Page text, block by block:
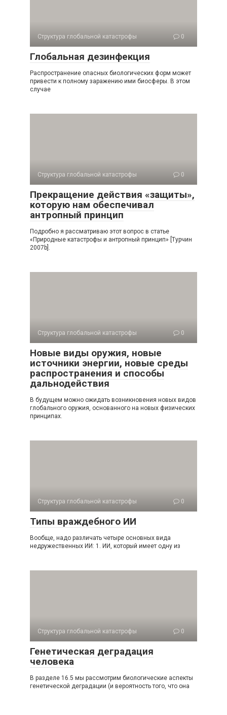
Структура глобальной катастрофы 0
Глобальная дезинфекция
Распространение опасных биологических форм может
привести к полному заражению ими биосферы. В этом
случае
Структура глобальной катастрофы 0
Прекращение действия «защиты»,
которую нам обеспечивал
антропный принцип
Подробно я рассматриваю этот вопрос в статье
«Природные катастрофы и антропный принцип» [Турчин
2007b].
Структура глобальной катастрофы 0
Новые виды оружия, новые
источники энергии, новые среды
распространения и способы
дальнодействия
В будущем можно ожидать возникновения новых видов
глобального оружия, основанного на новых физических
принципах.
Структура глобальной катастрофы 0
Типы враждебного ИИ
Вообще, надо различать четыре основных вида
недружественных ИИ: 1. ИИ, который имеет одну из
Структура глобальной катастрофы 0
Генетическая деградация
человека
В разделе 16.5 мы рассмотрим биологические аспекты
генетической деградации (и вероятность того, что она